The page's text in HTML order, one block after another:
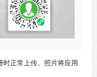
正常上传。照片将应用